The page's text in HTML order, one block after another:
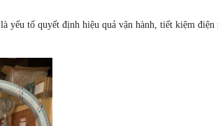
là yếu tố quyết định hiệu quả vận hành, tiết kiệm điện